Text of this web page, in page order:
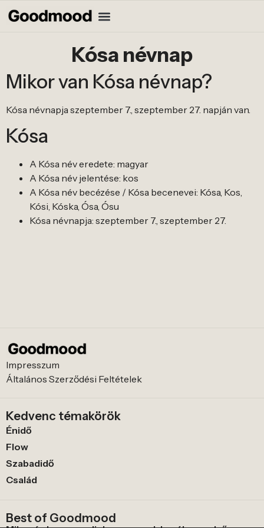
Kósa névnap
Mikor van Kósa névnap?
Kósa névnapja szeptember 7., szeptember 27. napján van.
Kósa
A Kósa név eredete: magyar
A Kósa név jelentése: kos
A Kósa név becézése / Kósa becenevei: Kósa, Kos,
Kósi, Kóska, Ósa, Ósu
Kósa névnapja: szeptember 7., szeptember 27.
Impresszum
Általános Szerződési Feltételek
Kedvenc témakörök
Énidő
Flow
Szabadidő
Család
Best of Goodmood